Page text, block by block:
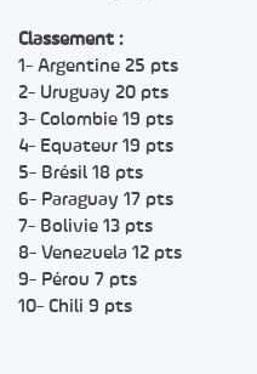
Classement :
1- Argentine 25 pts
2- Uruguay 20 pts
3- Colombie 19 pts
4- Equateur 19 pts
5- Brésil 18 pts
6- Paraguay 17 pts
7- Bolivie 13 pts
8- Venezuela 12 pts
9- Pérou 7 pts
10- Chili 9 pts